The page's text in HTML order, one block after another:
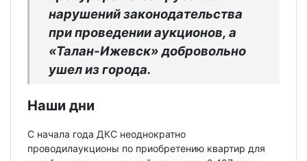
нарушений законодательства
при проведении аукционов, а
«Талан-Ижевск» добровольно
ушел из города.
Наши дни
С начала года ДКС неоднократно
проводилаукционы по приобретению квартир для